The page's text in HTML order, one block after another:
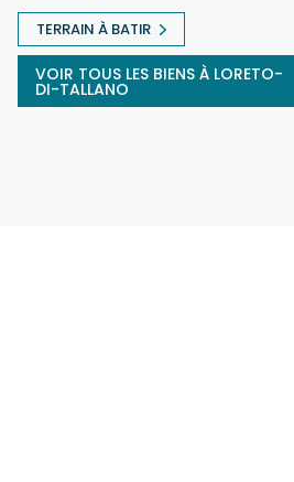
TERRAIN À BATIR
VOIR TOUS LES BIENS À LORETO-
DI-TALLANO